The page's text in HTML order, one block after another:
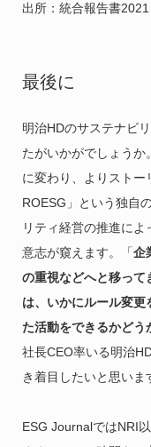
出所：統合報告書2021
最後に
明治HDのサステナビ
たがいかがでしょう
に変わり、よりスト
ROESG」という独自
リティ経営の推進に
意志が窺えます。「企
の重視などへと移って
は、いかにルール変更
た活動をできるかどう
社長CEO率いる明治
き着目したいと思いま
ESG JournalではNRI